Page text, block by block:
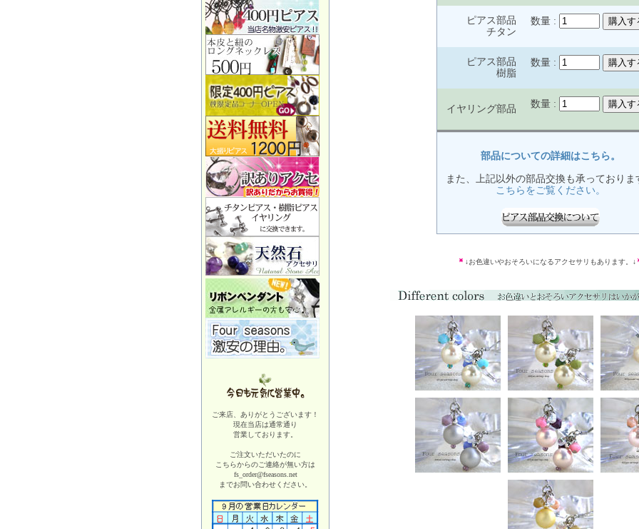
ご来店、ありがとうございます！
現在当店は通常通り
営業しております。
ご注文いただいたのに
こちらからのご連絡が無い方は
fs_order@fseasons.net
までお問い合わせください。
ピアス部品
チタン
数量 :
ピアス部品
樹脂
数量 :
イヤリング部品 数量 :
部品についての詳細はこちら。
また、上記以外の部品交換も承っておりま
こちらをご覧ください。
↓お色違いやおそろいになるアクセサリもあります。↓